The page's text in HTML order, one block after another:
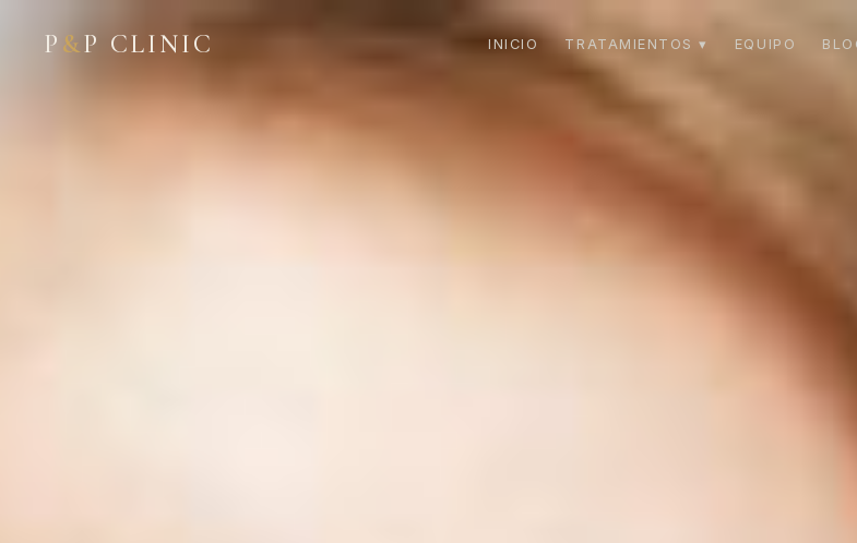
P &P CLINIC INICIO TRATAMIENTOS ▾ EQUIPO